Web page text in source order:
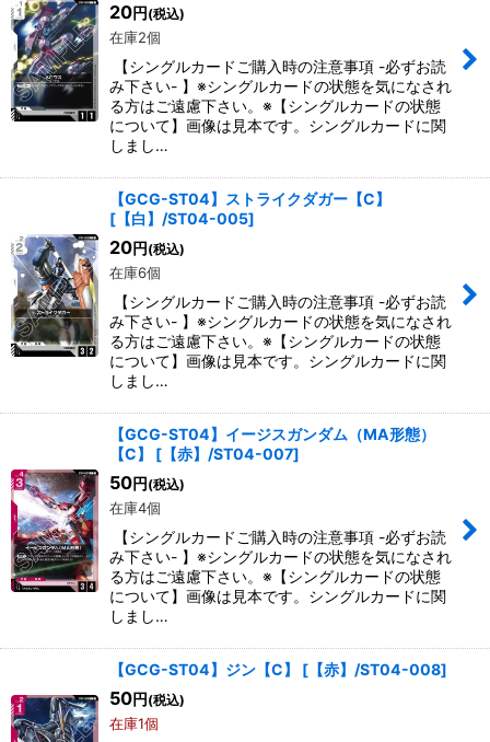
20円 (税込)
在庫2個
【シングルカードご購入時の注意事項 -必ずお読
み下さい- 】※シングルカードの状態を気になされ
る方はご遠慮下さい。※【シングルカードの状態
について】画像は見本です。シングルカードに関
しまし…
【GCG-ST04】ストライクダガー【C】
[ 【白】/ST04-005]
20円 (税込)
在庫6個
【シングルカードご購入時の注意事項 -必ずお読
み下さい- 】※シングルカードの状態を気になされ
る方はご遠慮下さい。※【シングルカードの状態
について】画像は見本です。シングルカードに関
しまし…
【GCG-ST04】イージスガンダム（MA形態）
【C】
[ 【赤】/ST04-007]
50円 (税込)
在庫4個
【シングルカードご購入時の注意事項 -必ずお読
み下さい- 】※シングルカードの状態を気になされ
る方はご遠慮下さい。※【シングルカードの状態
について】画像は見本です。シングルカードに関
しまし…
【GCG-ST04】ジン【C】 [ 【赤】/ST04-008]
50円 (税込)
在庫1個